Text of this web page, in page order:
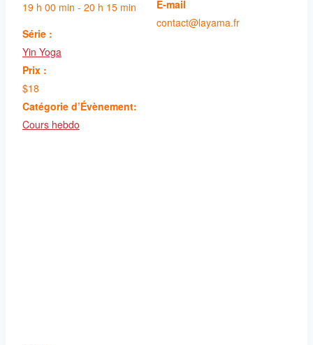
19 h 00 min - 20 h 15 min
Série :
Yin Yoga
Prix :
$18
Catégorie d’Évènement:
Cours hebdo
E-mail
contact@layama.fr